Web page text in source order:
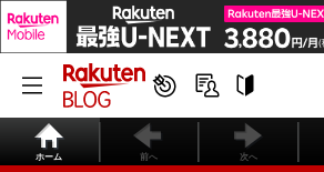
ホーム 前へ 次へ